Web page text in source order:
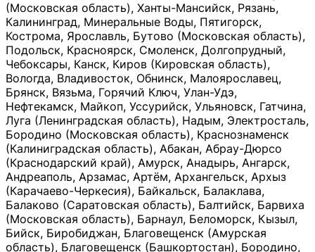
(Московская область), Ханты-Мансийск, Рязань,
Калининград, Минеральные Воды, Пятигорск,
Кострома, Ярославль, Бутово (Московская область),
Подольск, Красноярск, Смоленск, Долгопрудный,
Чебоксары, Канск, Киров (Кировская область),
Вологда, Владивосток, Обнинск, Малоярославец,
Брянск, Вязьма, Горячий Ключ, Улан-Удэ,
Нефтекамск, Майкоп, Уссурийск, Ульяновск, Гатчина,
Луга (Ленинградская область), Надым, Электросталь,
Бородино (Московская область), Краснознаменск
(Калиниградская область), Абакан, Абрау-Дюрсо
(Краснодарский край), Амурск, Анадырь, Ангарск,
Андреаполь, Арзамас, Артём, Архангельск, Архыз
(Карачаево-Черкесия), Байкальск, Балаклава,
Балаково (Саратовская область), Балтийск, Барвиха
(Московская область), Барнаул, Беломорск, Кызыл,
Бийск, Биробиджан, Благовещенск (Амурская
область), Благовещенск (Башкортостан), Бородино,